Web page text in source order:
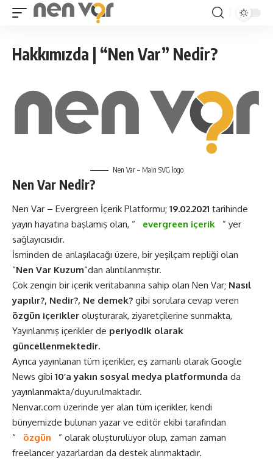
Hakkımızda | “Nen Var” Nedir?
Nen Var – Main SVG logo
Nen Var Nedir?
Nen Var – Evergreen İçerik Platformu; 19.02.2021 tarihinde
yayın hayatına başlamış olan, “
evergreen içerik
” yer
sağlayıcısıdır.
İsminden de anlaşılacağı üzere, bir yeşilçam repliği olan
“Nen Var Kuzum“dan alıntılanmıştır.
Çok zengin bir içerik veritabanına sahip olan Nen Var; Nasıl
yapılır?, Nedir?, Ne demek? gibi sorulara cevap veren
özgün içerikler oluşturarak, ziyaretçilerine sunmakta,
Yayınlanmış içerikler de periyodik olarak
güncellenmektedir.
Ayrıca yayınlanan tüm içerikler, eş zamanlı olarak Google
News gibi 10’a yakın sosyal medya platformunda da
yayınlanmakta/duyurulmaktadır.
Nenvar.com üzerinde yer alan tüm içerikler, kendi
bünyemizde bulunan yazar ve editör ekibi tarafından
“
özgün
” olarak oluşturuluyor olup, zaman zaman
freelancer yazarlardan da destek alınmaktadır.